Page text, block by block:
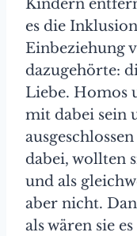
Kindern
es die
Einbeziehung
dazugehörte:
Liebe. Homos
mit dabei sein
dabei, wollten
und als
aber nicht.
als wären sie